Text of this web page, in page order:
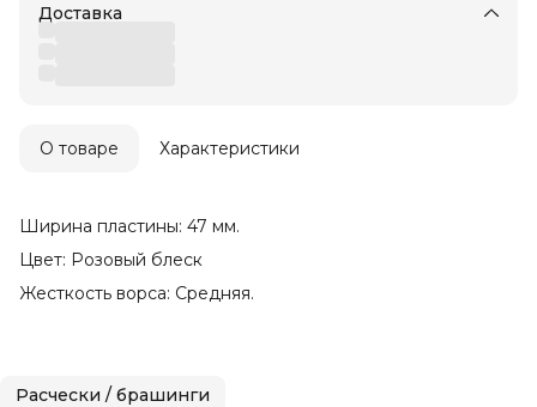
Доставка
О товаре Характеристики
Ширина пластины: 47 мм.
Цвет: Розовый блеск
Жесткость ворса: Средняя.
Расчески / брашинги